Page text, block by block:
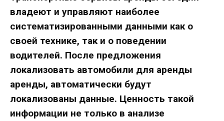
владеют и управляют наиболее
систематизированными данными как о
своей технике, так и о поведении
водителей. После предложения
локализовать автомобили для аренды
аренды, автоматически будут
локализованы данные. Ценность такой
информации не только в анализе